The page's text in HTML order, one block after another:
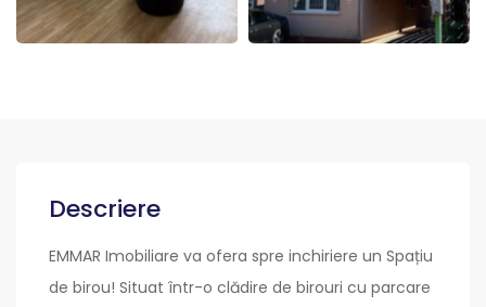
Descriere
EMMAR Imobiliare va ofera spre inchiriere un Spațiu
de birou! Situat într-o clădire de birouri cu parcare